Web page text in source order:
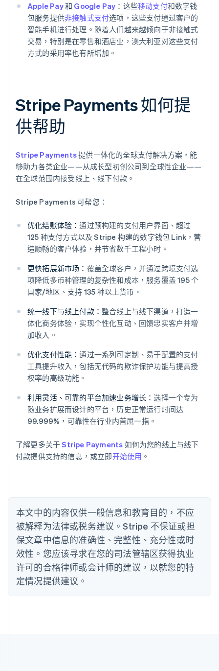
Apple Pay和 Google Pay ： 这些移动支付和数字钱
包服务提供非接触式支付选项，这些支付通过客户的
智能手机进行处理。随着人们越来越倾向于非接触式
交易，特别是在零售和酒店业，澳大利亚对这些支付
方式的采用率也有所增加。
Stripe Payments 如何提
供帮助
Stripe Payments提供一体化的全球支付解决方案，能
够助力各类企业——从成长型初创公司到全球性企业——
在全球范围内接受线上、线下付款。
Stripe Payments 可帮您：
优化结账体验：通过预构建的支付用户界面、超过
125 种支付方式以及 Stripe 构建的数字钱包 Link，营
造顺畅的客户体验，并节省数千工程小时。
更快拓展新市场： 覆盖全球客户，并通过跨境支付选
项降低多币种管理的复杂性和成本，服务覆盖 195 个
国家/地区、支持 135 种以上货币。
统一线下与线上付款： 整合线上与线下渠道，打造一
体化商务体验，实现个性化互动、回馈忠实客户并增
加收入。
优化支付性能：通过一系列可定制、易于配置的支付
工具提升收入，包括无代码的欺诈保护功能与提高授
权率的高级功能。
利用灵活、可靠的平台加速业务增长：选择一个专为
随业务扩展而设计的平台，历史正常运行时间达
99.999%，可靠性在行业内首屈一指。
了解更多关于Stripe Payments 如何为您的线上与线下
付款提供支持的信息，或立即开始使用 。
本文中的内容仅供一般信息和教育目的，不应
被解释为法律或税务建议。Stripe 不保证或担
保文章中信息的准确性、完整性、充分性或时
效性。您应该寻求在您的司法管辖区获得执业
许可的合格律师或会计师的建议，以就您的特
定情况提供建议。
阿联酋
爱尔兰
English
爱沙尼亚
English
奥地利
DeutschEnglish
澳大利亚
English
Português English
保加利亚
English
丹麦
English
德国
DeutschEnglish
法国
FrançaisEnglish
芬兰
EnglishSvenska